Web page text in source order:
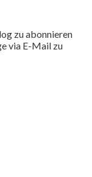
zu abonnieren
via E-Mail zu